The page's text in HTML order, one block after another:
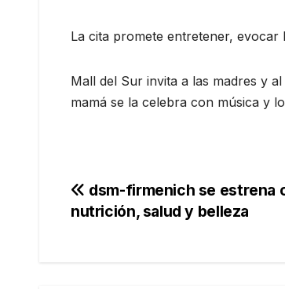
La cita promete entretener,
Mall del Sur invita a las madres y
mamá se la celebra con música y
Navegación
dsm-firmenich se estrena
nutrición, salud y belleza